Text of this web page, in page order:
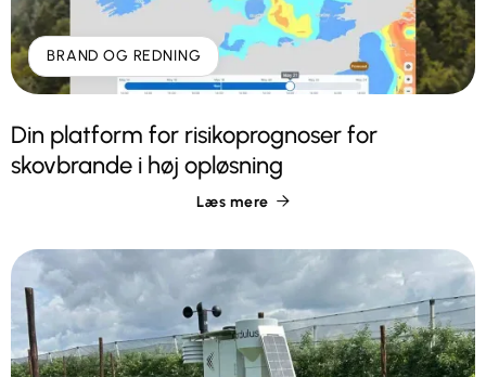
BRAND OG REDNING
Din platform for risikoprognoser for
skovbrande i høj opløsning
Læs mere 